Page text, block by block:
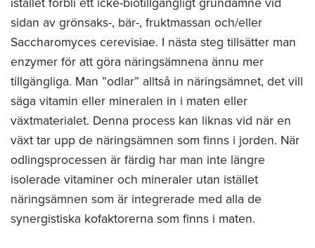
sidan av grönsaks-, bär-, fruktmassan och/eller
Saccharomyces cerevisiae. I nästa steg tillsätter man
enzymer för att göra näringsämnena ännu mer
tillgängliga. Man ”odlar” alltså in näringsämnet, det vill
säga vitamin eller mineralen in i maten eller
växtmaterialet. Denna process kan liknas vid när en
växt tar upp de näringsämnen som finns i jorden. När
odlingsprocessen är färdig har man inte längre
isolerade vitaminer och mineraler utan istället
näringsämnen som är integrerade med alla de
synergistiska kofaktorerna som finns i maten.